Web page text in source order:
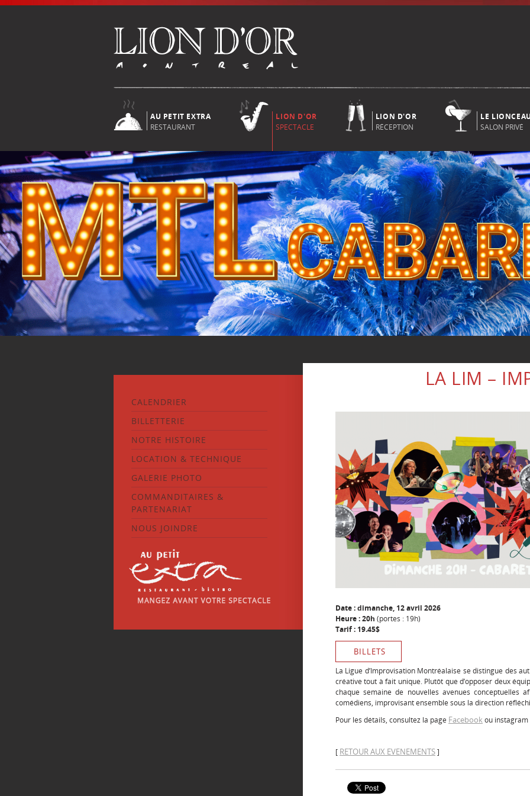
AU PETIT EXTRA
RESTAURANT
LION D'OR
SPECTACLE
LION D'OR
RÉCEPTION
LE
SALON PRIVÉ
CALENDRIER
BILLETTERIE
NOTRE HISTOIRE
LOCATION & TECHNIQUE
GALERIE PHOTO
COMMANDITAIRES &
PARTENARIAT
NOUS JOINDRE
LA LIM –
Date : dimanche, 12 avril 2026
Heure : 20h (portes : 19h)
Tarif : 19.45$
BILLETS
La Ligue d’Improvisation Montréalaise se distingue des
créative tout à fait unique. Plutôt que d’opposer deux
chaque semaine de nouvelles avenues conceptuelles
comédiens, improvisant ensemble sous la direction
Pour les détails, consultez la page Facebookou instagram
[ RETOUR AUX EVENEMENTS]